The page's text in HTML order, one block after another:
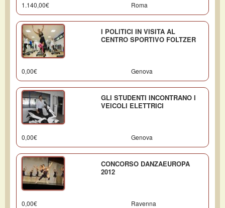
1.140,00€ Roma
I POLITICI IN VISITA AL
CENTRO SPORTIVO FOLTZER
0,00€ Genova
GLI STUDENTI INCONTRANO I
VEICOLI ELETTRICI
0,00€ Genova
CONCORSO DANZAEUROPA
2012
0,00€ Ravenna